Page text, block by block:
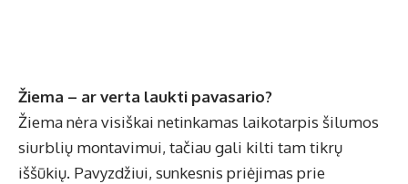
Žiema – ar verta laukti pavasario?
Žiema nėra visiškai netinkamas laikotarpis šilumos
siurblių montavimui, tačiau gali kilti tam tikrų
iššūkių. Pavyzdžiui, sunkesnis priėjimas prie